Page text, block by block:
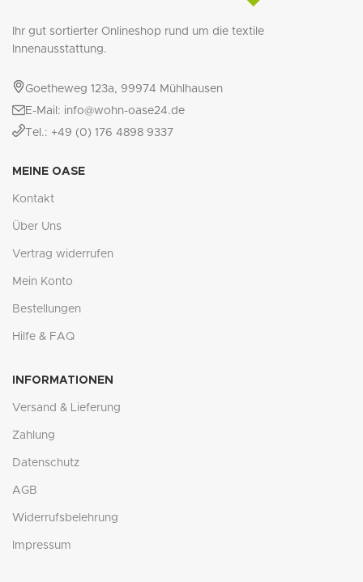
Ihr gut sortierter Onlineshop rund um die textile
Innenausstattung.
Goetheweg 123a, 99974 Mühlhausen
E-Mail: info@wohn-oase24.de
Tel.: +49 (0) 176 4898 9337
MEINE OASE
Kontakt
Über Uns
Vertrag widerrufen
Mein Konto
Bestellungen
Hilfe & FAQ
INFORMATIONEN
Versand & Lieferung
Zahlung
Datenschutz
AGB
Widerrufsbelehrung
Impressum